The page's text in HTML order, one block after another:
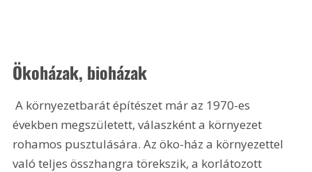
Ökoházak, bioházak
A környezetbarát építészet már az 1970-es
években megszületett, válaszként a környezet
rohamos pusztulására. Az öko-ház a környezettel
való teljes összhangra törekszik, a korlátozott